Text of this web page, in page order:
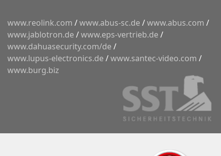
www.reolink.com /www.abus-sc.de /www.abus.com /
www.jablotron.de /www.eps-vertrieb.de /
www.dahuasecurity.com/de /
www.lupus-electronics.de /www.santec-video.com /
www.burg.biz